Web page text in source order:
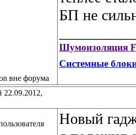
БП не
Шумоизоляция
Системные
22.09.2012,
Новый